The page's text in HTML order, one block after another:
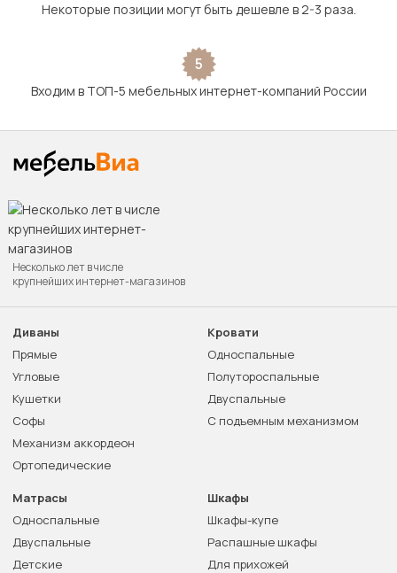
Некоторые позиции могут быть дешевле в 2-3 раза.
5
Входим в ТОП-5 мебельных интернет-компаний России
Несколько лет в числе
крупнейших интернет-магазинов
Диваны
Прямые
Угловые
Кушетки
Софы
Механизм аккордеон
Ортопедические
Кровати
Односпальные
Полутороспальные
Двуспальные
С подъемным механизмом
Матрасы
Односпальные
Двуспальные
Детские
Шкафы
Шкафы-купе
Распашные шкафы
Для прихожей